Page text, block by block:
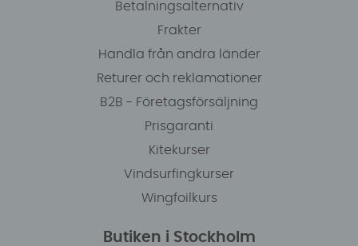
Betalningsalternativ
Frakter
Handla från andra länder
Returer och reklamationer
B2B - Företagsförsäljning
Prisgaranti
Kitekurser
Vindsurfingkurser
Wingfoilkurs
Butiken i Stockholm